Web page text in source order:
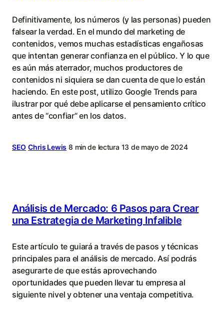
Definitivamente, los números (y las personas) pueden
falsear la verdad. En el mundo del marketing de
contenidos, vemos muchas estadísticas engañosas
que intentan generar confianza en el público. Y lo que
es aún más aterrador, muchos productores de
contenidos ni siquiera se dan cuenta de que lo están
haciendo. En este post, utilizo Google Trends para
ilustrar por qué debe aplicarse el pensamiento crítico
antes de “confiar“ en los datos.
SEO Chris Lewis 8 min de lectura 13 de mayo de 2024
Análisis de Mercado: 6 Pasos para Crear
una Estrategia de Marketing Infalible
Este artículo te guiará a través de pasos y técnicas
principales para el análisis de mercado. Así podrás
asegurarte de que estás aprovechando
oportunidades que pueden llevar tu empresa al
siguiente nivel y obtener una ventaja competitiva.